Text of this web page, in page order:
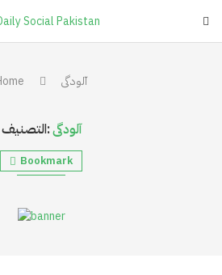
آلودگی
التصنيف:آلودگی
Bookmark